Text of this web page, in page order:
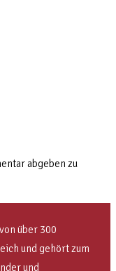
abgeben zu
über 300
und gehört zum
und